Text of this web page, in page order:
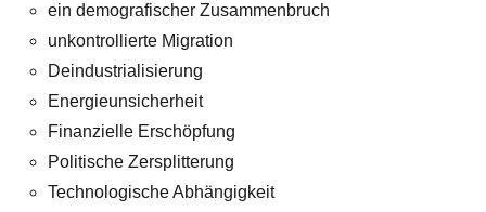
ein demografischer Zusammenbruch
unkontrollierte Migration
Deindustrialisierung
Energieunsicherheit
Finanzielle Erschöpfung
Politische Zersplitterung
Technologische Abhängigkeit